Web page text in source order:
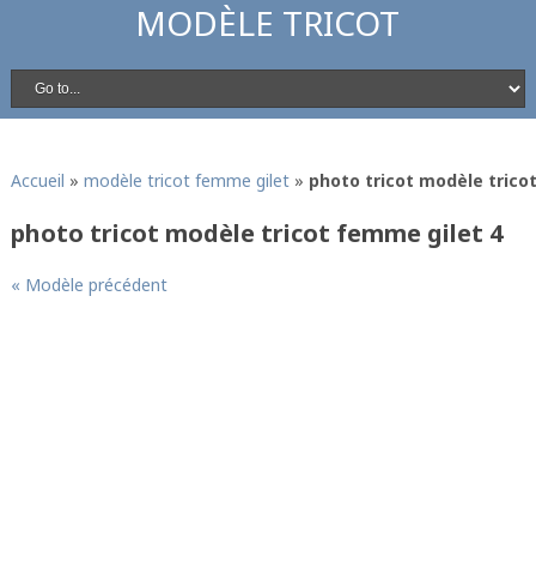
MODÈLE TRICOT
Accueil » modèle tricot femme gilet» photo tricot modèle
photo tricot modèle tricot femme gilet 4
« Modèle précédent